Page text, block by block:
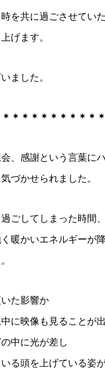
を共に過ごさせていた
げます。
ました。
＊＊＊＊＊＊＊＊＊＊
、感謝という言葉に
づかせられました。
ごしてしまった時間
暖かいエネルギーが
た影響か
に映像も見ることが出
中に光が差し
る頭を上げている姿